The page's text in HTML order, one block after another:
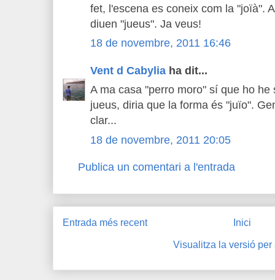
fet, l'escena es coneix com la "joïà".
diuen "jueus". Ja veus!
18 de novembre, 2011 16:46
Vent d Cabylia ha dit...
A ma casa "perro moro" sí que ho he
jueus, diria que la forma és "juïo".
clar...
18 de novembre, 2011 20:05
Publica un comentari a l'entrada
Entrada més recent Inici
Visualitza la versió per